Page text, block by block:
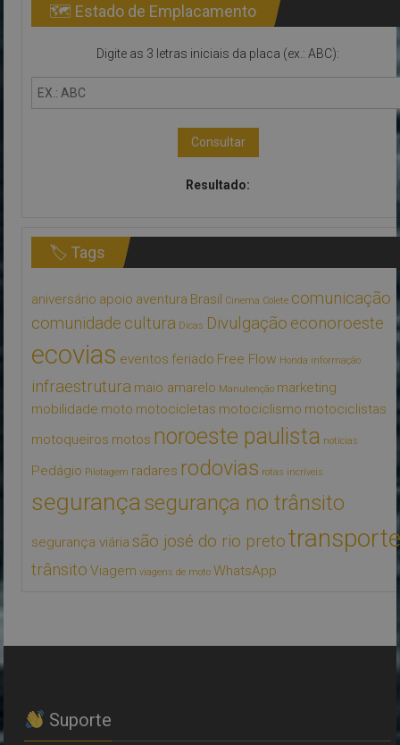
🗺 Estado de Emplacamento
Digite as 3 letras iniciais da placa (ex.: ABC):
Consultar
Resultado:
🏷 Tags
aniversário apoio aventura Brasil Cinema Colete comunicação
comunidade cultura Dicas Divulgação econoroeste
ecovias eventos feriado Free Flow Honda informação
infraestrutura maio amarelo Manutenção marketing
mobilidade moto motocicletas motociclismo motociclistas
motoqueiros motos noroeste paulista notícias
Pedágio Pilotagem radares rodovias rotas incríveis
segurançasegurança no trânsito
segurança viária são josé do rio preto
trânsito Viagem viagens de moto WhatsApp
Suporte